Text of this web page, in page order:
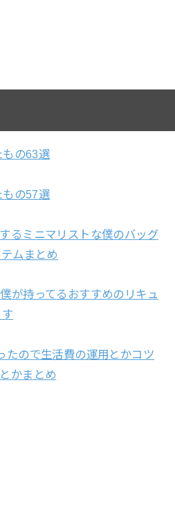
もの63選
もの57選
るミニマリストな僕のバッグ
ムまとめ
が持ってるおすすめのリキュ
たので生活費の運用とかコツ
かまとめ